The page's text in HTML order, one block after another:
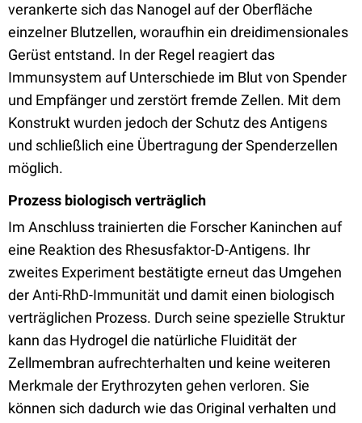
verankerte sich das Nanogel auf der Oberfläche
einzelner Blutzellen, woraufhin ein dreidimensionales
Gerüst entstand. In der Regel reagiert das
Immunsystem auf Unterschiede im Blut von Spender
und Empfänger und zerstört fremde Zellen. Mit dem
Konstrukt wurden jedoch der Schutz des Antigens
und schließlich eine Übertragung der Spenderzellen
möglich.
Prozess biologisch verträglich
Im Anschluss trainierten die Forscher Kaninchen auf
eine Reaktion des Rhesusfaktor-D-Antigens. Ihr
zweites Experiment bestätigte erneut das Umgehen
der Anti-RhD-Immunität und damit einen biologisch
verträglichen Prozess. Durch seine spezielle Struktur
kann das Hydrogel die natürliche Fluidität der
Zellmembran aufrechterhalten und keine weiteren
Merkmale der Erythrozyten gehen verloren. Sie
können sich dadurch wie das Original verhalten und